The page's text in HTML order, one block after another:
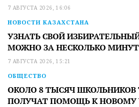
7 АВГУСТА 2026, 16:06
НОВОСТИ КАЗАХСТАНА
УЗНАТЬ СВОЙ
МОЖНО ЗА НЕСКОЛЬКО МИНУТ
7 АВГУСТА 2026, 15:21
ОБЩЕСТВО
ОКОЛО 8 ТЫСЯЧ
ПОЛУЧАТ ПОМОЩЬ К НОВОМУ